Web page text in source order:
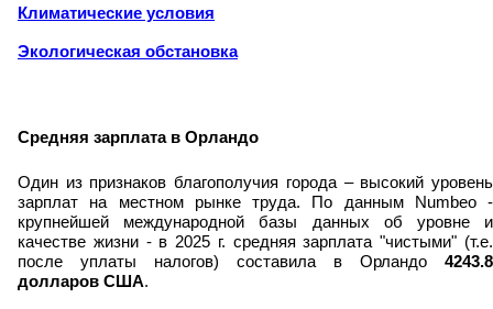
Климатические условия
Экологическая обстановка
Средняя зарплата в Орландо
Один из признаков благополучия города – высокий уровень
зарплат на местном рынке труда. По данным Numbeo -
крупнейшей международной базы данных об уровне и
качестве жизни - в 2025 г. средняя зарплата "чистыми" (т.е.
после уплаты налогов) составила в Орландо 4243.8
долларов США.